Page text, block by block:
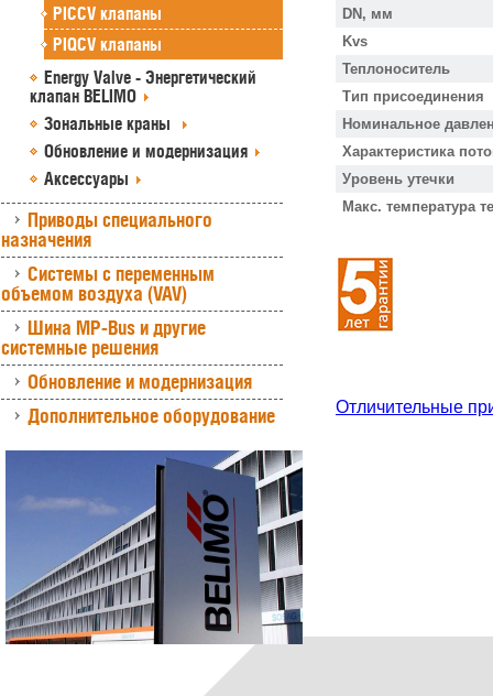
PICCV клапаны
PIQCV клапаны
Energy Valve - Энергетический
клапан BELIMO
Зональные краны
Обновление и модернизация
Аксессуары
Приводы специального
назначения
Системы с переменным
объемом воздуха (VAV)
Шина MP-Bus и другие
системные решения
Обновление и модернизация
Дополнительное оборудование
DN, мм
Kvs
Теплоноситель
Тип присоединения
Номинальное
Характеристика
Уровень утечки
Макс. температура
Отличительные